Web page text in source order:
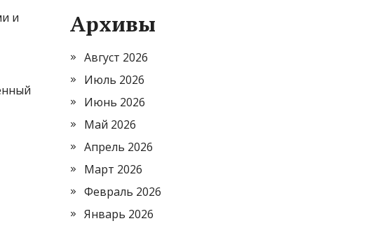
и
Архивы
Август 2026
Июль 2026
Июнь 2026
Май 2026
Апрель 2026
Март 2026
Февраль 2026
Январь 2026